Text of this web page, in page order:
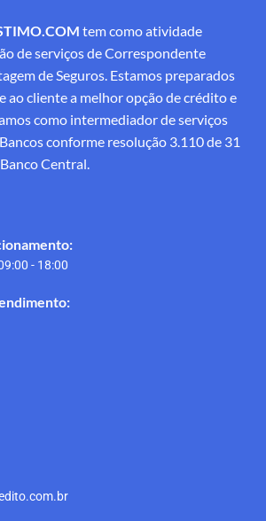
tem como atividade
de serviços de Correspondente
de Seguros. Estamos preparados
ao cliente a melhor opção de crédito e
como intermediador de serviços
conforme resolução 3.110 de 31
Central.
- 18:00